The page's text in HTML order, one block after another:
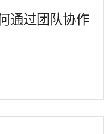
通过团队协作